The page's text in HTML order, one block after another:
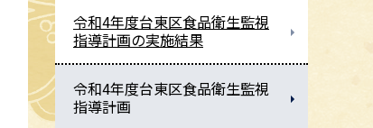
令和4年度台東区食品衛生監視
指導計画の実施結果
令和4年度台東区食品衛生監視
指導計画